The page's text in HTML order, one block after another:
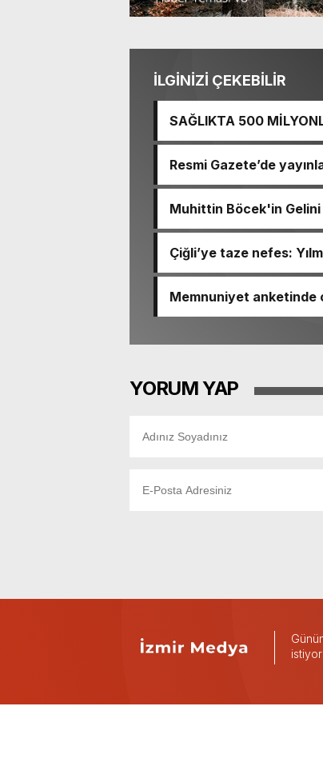
İLGİNİZİ ÇEKEBİLİR
SAĞLIKTA 500
BASTI!
Resmi Gazete’de
Muhittin Böcek'in Gelini
Çiğli’ye taze nefes:
Memnuniyet anketinde
Ömer Eşki ilk sırada
YORUM YAP